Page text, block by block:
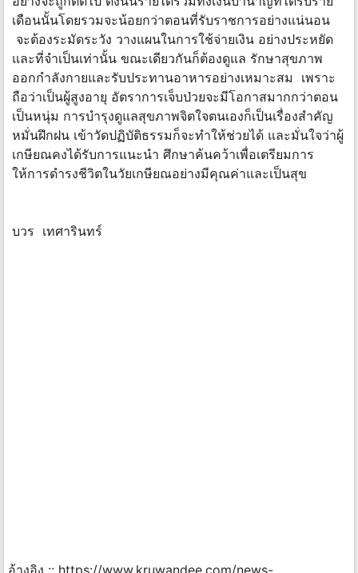
เดือนนั้นโดยรวมจะน้อยกว่าตอนที่รับราชการอย่างแน่นอน
จะต้องระมัดระวัง วางแผนในการใช้จ่ายเงิน อย่างประหยัด
และที่จำเป็นเท่านั้น ขณะเดียวกันก็ต้องดูแล รักษาสุขภาพ
ออกกำลังกายและรับประทานอาหารอย่างเหมาะสม เพราะ
ถือว่าเป็นผู้สูงอายุ อัตราการเจ็บป่วยจะมีโอกาสมากกว่าตอน
เป็นหนุ่ม การบำรุงดูแลสุขภาพจิตใจตนเองก็เป็นเรื่องสำคัญ
หมั่นฝึกฝน เข้าวัดปฏิบัติธรรมก็จะทำให้ช่วยได้ และมั่นใจว่าผู้
เกษียณคงได้รับการแนะนำ ศึกษาค้นคว้าเพื่อเตรียมการ
ให้การดำรงชีวิตในวัยเกษียณอย่างมีคุณค่าและเป็นสุข
บวร เทศารินทร์
อ้างอิง :: https://www.kruwandee.com/news-